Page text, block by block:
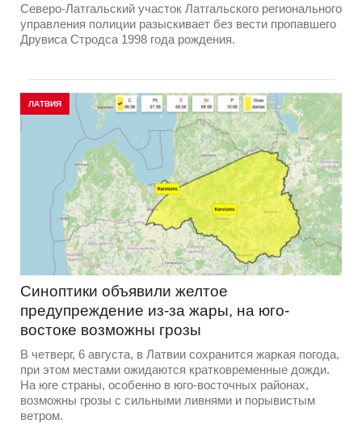
Северо-Латгальский участок Латгальского регионального
управления полиции разыскивает без вести пропавшего
Друвиса Стродса 1998 года рождения.
ЛАТВИЯ
Синоптики объявили желтое
предупреждение из-за жары, на юго-
востоке возможны грозы
В четверг, 6 августа, в Латвии сохранится жаркая погода,
при этом местами ожидаются кратковременные дожди.
На юге страны, особенно в юго-восточных районах,
возможны грозы с сильными ливнями и порывистым
ветром.